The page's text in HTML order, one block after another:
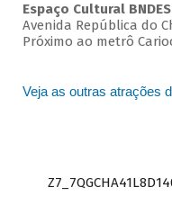
Espaço Cultural BNDES
Avenida República do
Próximo ao metrô
Veja as outras atrações